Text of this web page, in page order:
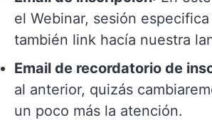
el Webinar, sesión
también link hacía nuestra
Email de recordatorio de
al anterior, quizás
un poco más la atención.